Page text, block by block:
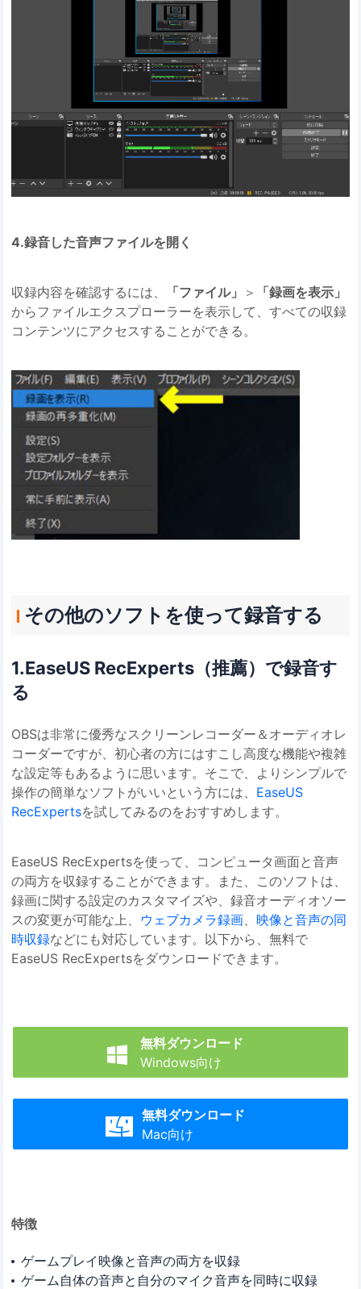
4.録音した音声ファイルを開く
収録内容を確認するには、 「ファイル」 ＞
「録画を表示」
からファイルエクスプローラーを表示して、すべての収録
コンテンツにアクセスすることができる。
その他のソフトを使って録音する
1.EaseUS RecExperts（推薦）で録音す
る
OBSは非常に優秀なスクリーンレコーダー＆オーディオレ
コーダーですが、初心者の方にはすこし高度な機能や複雑
な設定等もあるように思います。そこで、よりシンプルで
操作の簡単なソフトがいいという方には、 EaseUS
RecExpertsを試してみるのをおすすめします。
EaseUS RecExpertsを使って、コンピュータ画面と音声
の両方を収録することができます。また、このソフトは、
録画に関する設定のカスタマイズや、録音オーディオソー
スの変更が可能な上、 ウェブカメラ録画 、映像と音声の同
時収録などにも対応しています。以下から、無料で
EaseUS RecExpertsをダウンロードできます。

無料ダウンロード
Windows向け

無料ダウンロード
Mac向け
特徴
ゲームプレイ映像と音声の両方を収録
ゲーム自体の音声と自分のマイク音声を同時に収録